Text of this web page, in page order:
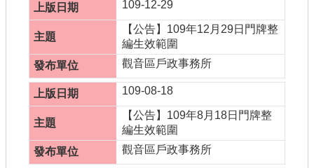
政府網站資料開放宣告109-12-29
【公告】109年12月29日門牌整
編生效範圍
觀音區戶政事務所
109-08-18
【公告】109年8月18日門牌整
編生效範圍
觀音區戶政事務所